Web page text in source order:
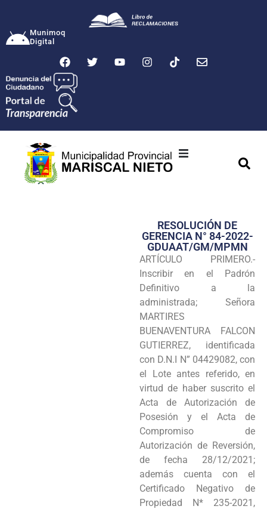
Munimoq
Digital
Transparencia
Seguridad
Intranet
RESOLUCIÓN DE
GERENCIA N° 84-2022-
GDUAAT/GM/MPMN
ARTÍCULO PRIMERO.-
Inscribir en el Padrón
Definitivo a la
administrada; Señora
MARTIRES
BUENAVENTURA FALCON
GUTIERREZ, identificada
con D.N.I N” 04429082, con
el Lote antes referido, en
virtud de haber suscrito el
Acta de Autorización de
Posesión y el Acta de
Compromiso de
Autorización de Reversión,
de fecha 28/12/2021;
además cuenta con el
Certificado Negativo de
Propiedad N* 235-2021,